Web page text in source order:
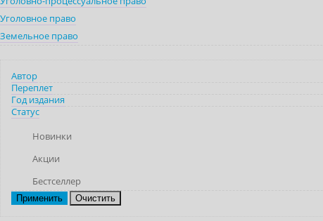
Уголовное право
Земельное право
Автор
Переплет
Год издания
Статус
Новинки
Акции
Бестселлер
Очистить